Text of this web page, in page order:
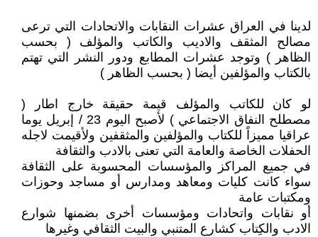
لدينا في العراق عشرات النقابات والاتحادات التي ترعى
مصالح المثقف والاديب والكاتب والمؤلف ( بحسب
الظاهر ) وتوجد عشرات المطابع ودور النشر التي تهتم
بالكتاب والمؤلفين أيضا ( بحسب الظاهر )
لو كان للكاتب والمؤلف قيمة حقيقة خارج اطار (
مصطلح النفاق الاجتماعي ) لأصبح اليوم 23 / إبريل يوما
عراقيا مميزاً للكتاب والمؤلفين والمثقفين ولأقيمت لاجله
الحفلات الخاصة والعامة التي تعنى بالادب والثقافة
في جميع المراكز والمؤسسات المحسوبة على الثقافة
سواء كانت كليات ومعاهد ومدارس أو مساجد وحوزات
ومكتبات عامة
أو نقابات واتحادات ومؤسسات أخرى بضمنها شوارع
الادب والكِتاب كشارع المتنبي والبيت الثقافي وغيرها